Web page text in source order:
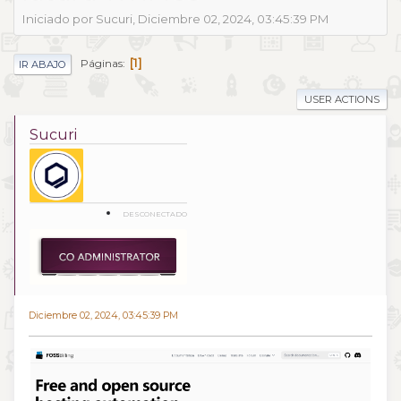
Iniciado por Sucuri, Diciembre 02, 2024, 03:45:39 PM
IR ABAJO Páginas 1
USER ACTIONS
Sucuri
DESCONECTADO
Diciembre 02, 2024, 03:45:39 PM